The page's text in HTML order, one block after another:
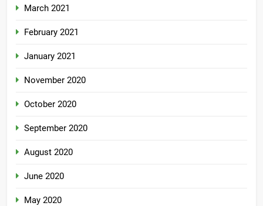
March 2021
February 2021
January 2021
November 2020
October 2020
September 2020
August 2020
June 2020
May 2020